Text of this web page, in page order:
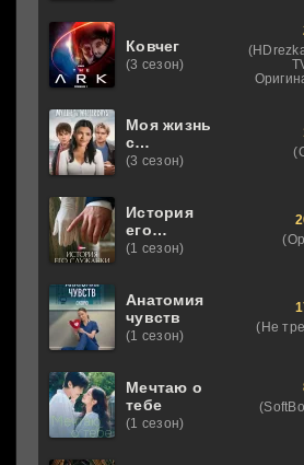
Ковчег
(3 сезон)
Моя жизнь
с
мальчиками
(3 сезон)
История
его
служанки
(1 сезон)
Анатомия
чувств
(1 сезон)
(Не
Мечтаю о
тебе
(1 сезон)